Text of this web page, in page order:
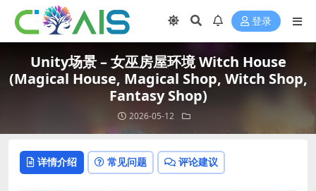
登录
Unity场景 – 女巫房屋环境 Witch House
(Magical House, Magical Shop, Witch Shop,
Fantasy Shop)
2026-05-12
详情介绍 常见问题 评论建议